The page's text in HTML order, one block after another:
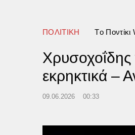
ΠΟΛΙΤΙΚΗ Tο Ποντίκι
Χρυσοχοΐδης
εκρηκτικά –
09.06.2026 00:33